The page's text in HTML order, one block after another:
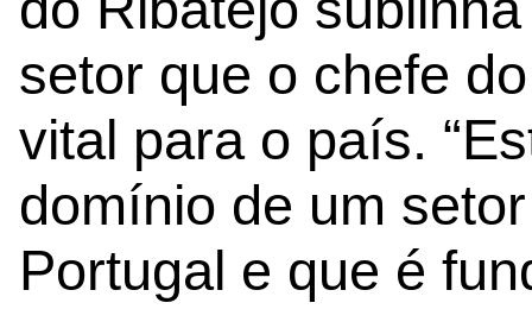
setor que o chefe
vital para o país.
domínio de um
Portugal e que é